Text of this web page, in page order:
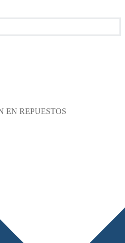
EN REPUESTOS